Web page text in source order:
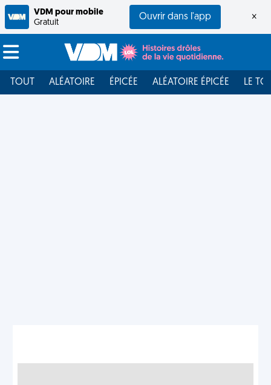
VDM pour mobile
Gratuit
Ouvrir dans l'app ×
TOUT ALÉATOIRE ÉPICÉE ALÉATOIRE ÉPICÉE LE